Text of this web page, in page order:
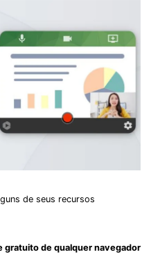
de seus recursos
gratuito de qualquer navegador